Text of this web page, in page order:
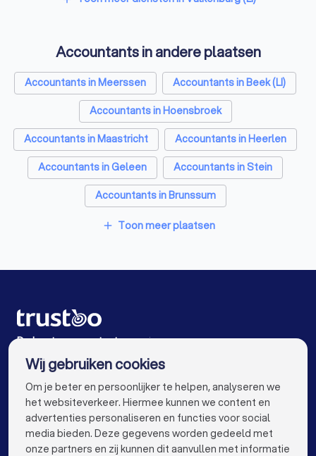
Vertaalbureaus in Valkenburg (LI)
SEO-specialisten in Valkenburg (LI)
Grafisch ontwerpers in Valkenburg (LI)
Reclamebureaus in Valkenburg (LI)
Accountants in andere plaatsen
Accountants in Meerssen
Accountants in Beek (LI)
Accountants in Hoensbroek
Accountants in Maastricht
Accountants in Heerlen
Accountants in Geleen
Accountants in Stein
Accountants in Brunssum
Accountants in Landgraaf
Accountants in Sittard
Accountants in Den Haag
Accountants in Eindhoven
Accountants in Tilburg
Accountants in Groningen
Accountants in Breda
Accountants in Nijmegen
Accountants in Enschede
Accountants in Haarlem
Accountants in Arnhem
add Toon meer plaatsen
De beste accountants voor jou
Wij gebruiken cookies
Om je beter en persoonlijker te helpen, analyseren we
het websiteverkeer. Hiermee kunnen we content en
advertenties personaliseren en functies voor social
media bieden. Deze gegevens worden gedeeld met
onze partners en zij kunnen dit aanvullen met informatie